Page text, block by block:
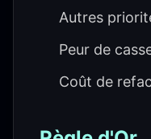
Autres
Peur de
Coût de